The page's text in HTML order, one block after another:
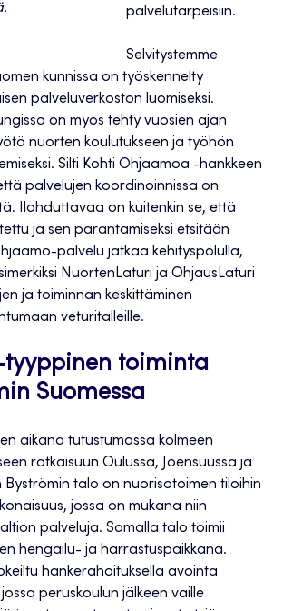
palvelutarpeisiin.
Selvitystemme
kunnissa on työskennelty
palveluverkoston luomiseksi.
on myös tehty vuosien ajan
nuorten koulutukseen ja työhön
Silti Kohti Ohjaamoa -hankkeen
palvelujen koordinoinnissa on
Ilahduttavaa on kuitenkin se, että
ja sen parantamiseksi etsitään
palvelu jatkaa kehityspolulla,
NuortenLaturi ja OhjausLaturi
ja toiminnan keskittäminen
veturitalleille.
toiminta
Suomessa
aikana tutustumassa kolmeen
ratkaisuun Oulussa, Joensuussa ja
Byströmin talo on nuorisotoimen tiloihin
jossa on mukana niin
palveluja. Samalla talo toimii
hengailu- ja harrastuspaikkana.
hankerahoituksella avointa
peruskoulun jälkeen vaille